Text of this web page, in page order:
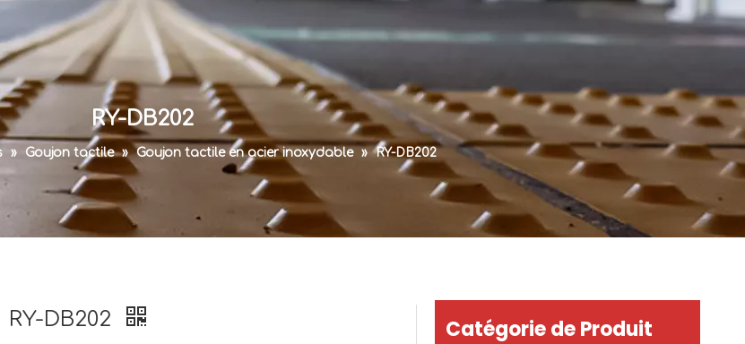
RY-DB202
» Goujon tactile » Goujon tactile en acier inoxydable » RY-DB202
RY-DB202 Catégorie de Produit